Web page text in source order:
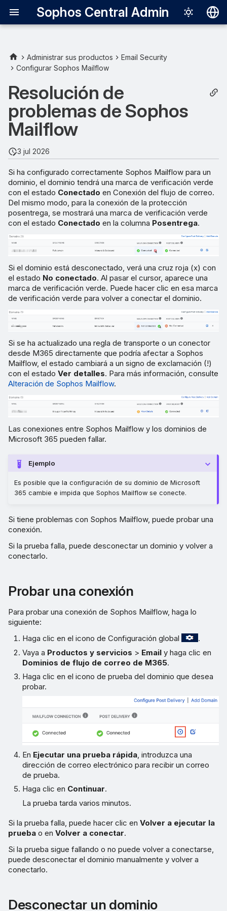
Sophos Central Admin
Italiano
中文（繁體）
Administrar sus productos
Email Security
Configurar Sophos Mailflow
Resolución de
problemas de Sophos
Mailflow
3 jul 2026
Si ha configurado correctamente Sophos Mailflow para un
dominio, el dominio tendrá una marca de verificación verde
con el estado Conectado en Conexión del flujo de correo.
Del mismo modo, para la conexión de la protección
posentrega, se mostrará una marca de verificación verde
con el estado Conectado en la columna Posentrega.
Si el dominio está desconectado, verá una cruz roja (x) con
el estado No conectado. Al pasar el cursor, aparece una
marca de verificación verde. Puede hacer clic en esa marca
de verificación verde para volver a conectar el dominio.
Si se ha actualizado una regla de transporte o un conector
desde M365 directamente que podría afectar a Sophos
Mailflow, el estado cambiará a un signo de exclamación (!)
con el estado Ver detalles. Para más información, consulte
Alteración de Sophos Mailflow.
Las conexiones entre Sophos Mailflow y los dominios de
Microsoft 365 pueden fallar.
Ejemplo
Es posible que la configuración de su dominio de Microsoft
365 cambie e impida que Sophos Mailflow se conecte.
Si tiene problemas con Sophos Mailflow, puede probar una
conexión.
Si la prueba falla, puede desconectar un dominio y volver a
conectarlo.
Probar una conexión
Para probar una conexión de Sophos Mailflow, haga lo
siguiente:
Haga clic en el icono de Configuración global
.
Vaya a Productos y servicios > Email y haga clic en
Dominios de flujo de correo de M365.
Haga clic en el icono de prueba del dominio que desea
probar.
En Ejecutar una prueba rápida , introduzca una
dirección de correo electrónico para recibir un correo
de prueba.
Haga clic en Continuar.
La prueba tarda varios minutos.
Si la prueba falla, puede hacer clic en Volver a ejecutar la
prueba o en Volver a conectar.
Si la prueba sigue fallando o no puede volver a conectarse,
puede desconectar el dominio manualmente y volver a
conectarlo.
Desconectar un dominio